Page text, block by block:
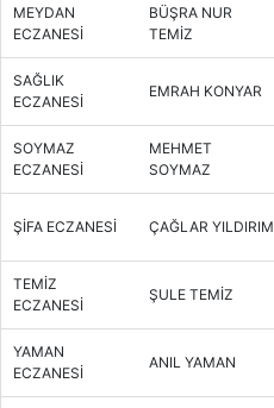
MEYDAN
ECZANESİ
BÜŞRA NUR
TEMİZ
SAĞLIK
ECZANESİ
EMRAH KONYAR
SOYMAZ
ECZANESİ
MEHMET
SOYMAZ
ŞİFA ECZANESİ ÇAĞLAR YILDIRIM
TEMİZ
ECZANESİ
ŞULE TEMİZ
YAMAN
ECZANESİ
ANIL YAMAN